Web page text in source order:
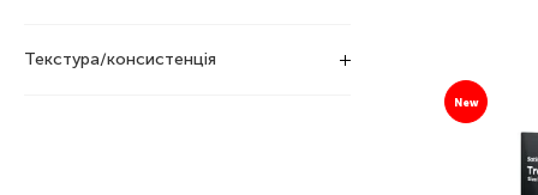
Текстура/консистенція
New